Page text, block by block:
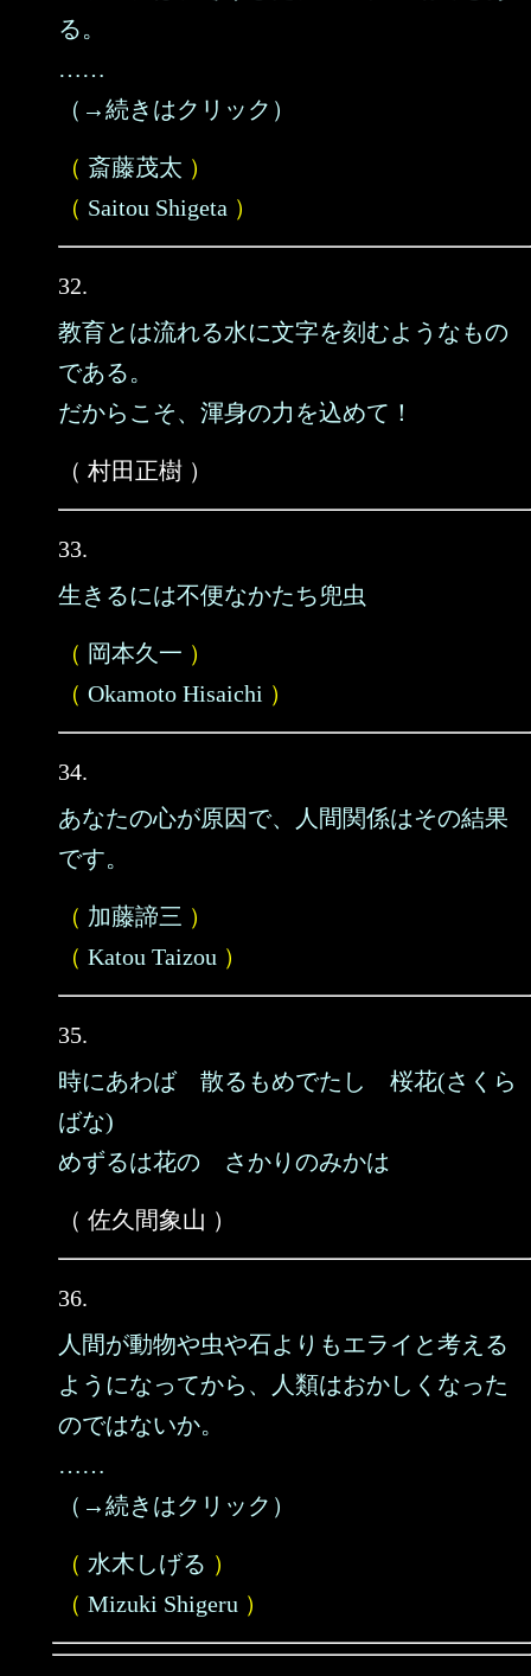
る。
……
（→続きはクリック）
（ 斎藤茂太 ）
（ Saitou Shigeta ）
32.
教育とは流れる水に文字を刻むようなもの
である。
だからこそ、渾身の力を込めて！
（ 村田正樹 ）
33.
生きるには不便なかたち兜虫
（ 岡本久一 ）
（ Okamoto Hisaichi ）
34.
あなたの心が原因で、人間関係はその結果
です。
（ 加藤諦三 ）
（ Katou Taizou ）
35.
時にあわば 散るもめでたし 桜花(さくら
ばな)
めずるは花の さかりのみかは
（ 佐久間象山 ）
36.
人間が動物や虫や石よりもエライと考える
ようになってから、人類はおかしくなった
のではないか。
……
（→続きはクリック）
（ 水木しげる ）
（ Mizuki Shigeru ）